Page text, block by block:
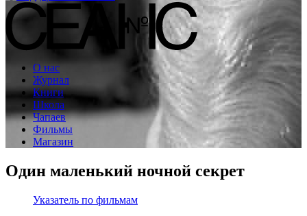
О нас
Журнал
Книги
Школа
Чапаев
Фильмы
Магазин
Один маленький ночной секрет
Указатель по фильмам